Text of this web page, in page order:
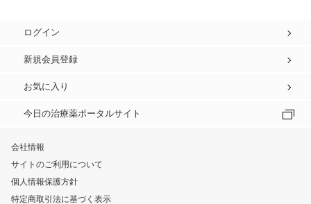
ログイン
新規会員登録
お気に入り
今日の治療薬ポータルサイト
会社情報
サイトのご利用について
個人情報保護方針
特定商取引法に基づく表示